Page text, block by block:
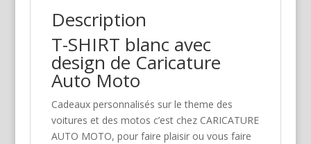
Description
T-SHIRT blanc avec
design de Caricature
Auto Moto
Cadeaux personnalisés sur le theme des
voitures et des motos c’est chez CARICATURE
AUTO MOTO, pour faire plaisir ou vous faire